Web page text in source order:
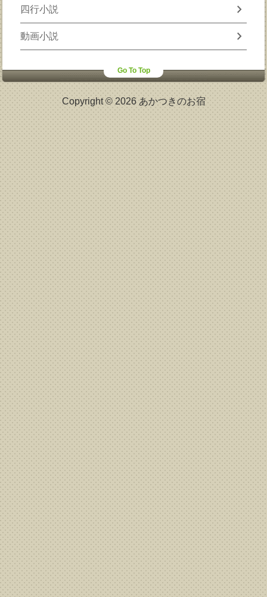
四行小説 chevron_right
動画小説 chevron_right
Go To Top
Copyright © 2026 あかつきのお宿